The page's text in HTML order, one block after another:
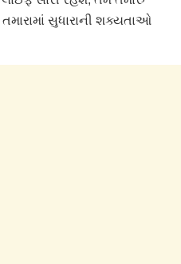
સુધારાની શક્યતાઓ